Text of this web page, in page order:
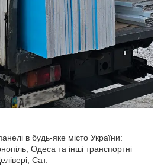
в будь-яке місто України:
Одеса та інші транспортні
Сат.